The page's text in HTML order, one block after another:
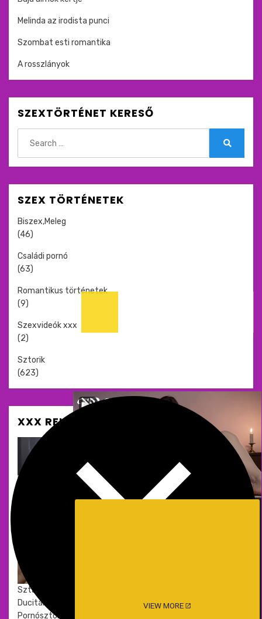
Melinda az irodista punci
Szombat esti romantika
A rosszlányok
SZEXTÖRTÉNET KERESŐ
for:
SZEX TÖRTÉNETEK
Biszex,Meleg
(46)
Családi pornó
(63)
Romantikus történetek
(9)
Szexvideók xxx
(2)
Sztorik
(623)
XXX REKLÁM ÉS SZEXOLDALAK
Meztelen
Sztárok
Ducitárs
Pornósztorik
VIEW MORE